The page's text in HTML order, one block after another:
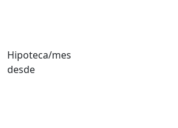
Hipoteca/mes
desde